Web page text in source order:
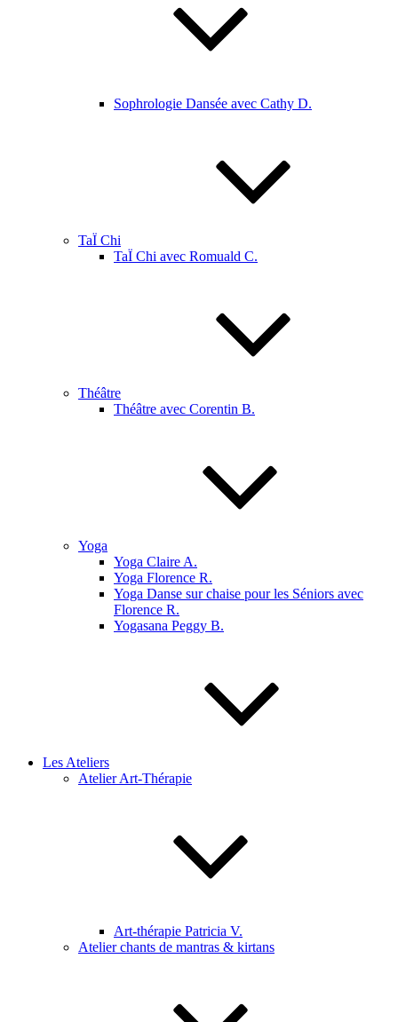
Sophrologie Dansée avec Cathy D.
TaÏ Chi
TaÏ Chi avec Romuald C.
Théâtre
Théâtre avec Corentin B.
Yoga
Yoga Claire A.
Yoga Florence R.
Yoga Danse sur chaise pour les Séniors avec
Florence R.
Yogasana Peggy B.
Les Ateliers
Atelier Art-Thérapie
Art-thérapie Patricia V.
Atelier chants de mantras & kirtans